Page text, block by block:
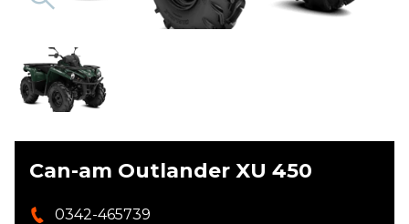
Can-am Outlander XU 450
0342-465739